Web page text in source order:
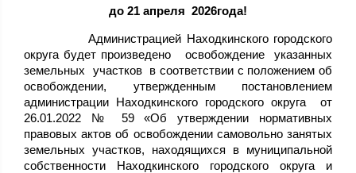
до 21 апреля 2026года!
Администрацией Находкинского городского
округа будет произведено освобождение указанных
земельных участков в соответствии с положением об
освобождении, утвержденным постановлением
администрации Находкинского городского округа от
26.01.2022 № 59 «Об утверждении нормативных
правовых актов об освобождении самовольно занятых
земельных участков, находящихся в муниципальной
собственности Находкинского городского округа и